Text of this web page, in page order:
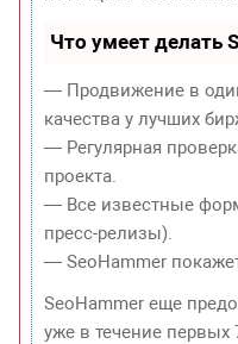
Что умеет делать
— Продвижение в
качества у лучших
— Регулярная
проекта.
— Все известные
пресс-релизы).
— SeoHammer
SeoHammer еще
уже в течение первых